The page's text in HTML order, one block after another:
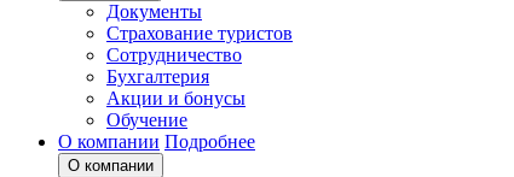
Документы
Страхование туристов
Сотрудничество
Бухгалтерия
Акции и бонусы
Обучение
О компании Подробнее
О компании